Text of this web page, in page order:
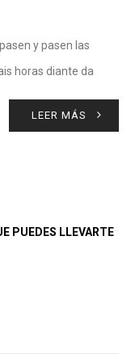
y pasen las
horas diante da
LEER MÁS
PUEDES LLEVARTE